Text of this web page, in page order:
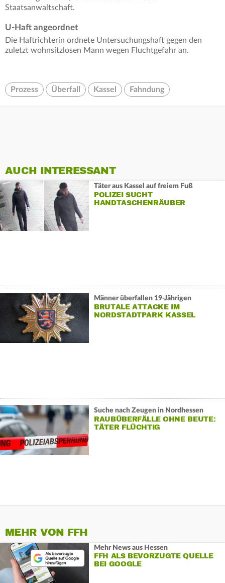
Staatsanwaltschaft.
U-Haft angeordnet
Die Haftrichterin ordnete Untersuchungshaft gegen den
zuletzt wohnsitzlosen Mann wegen Fluchtgefahr an.
Prozess Überfall Kassel Fahndung
AUCH INTERESSANT
Täter aus Kassel auf freiem Fuß
POLIZEI SUCHT
HANDTASCHENRÄUBER
Männer überfallen 19-Jährigen
BRUTALE ATTACKE IM
NORDSTADTPARK KASSEL
Suche nach Zeugen in Nordhessen
RAUBÜBERFÄLLE OHNE BEUTE:
TÄTER FLÜCHTIG
MEHR VON FFH
Mehr News aus Hessen
FFH ALS BEVORZUGTE QUELLE
BEI GOOGLE